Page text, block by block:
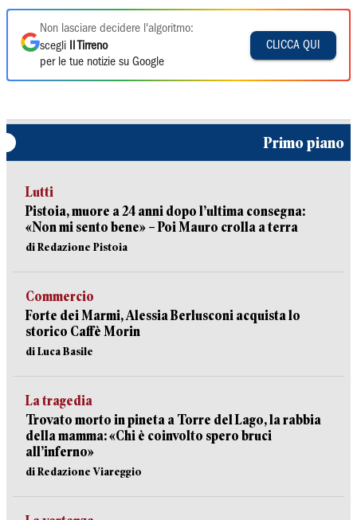
Non lasciare decidere l'algoritmo:
scegli
Il Tirreno
per le tue notizie su Google
CLICCA QUI
Primo piano
Lutti
Pistoia, muore a 24 anni dopo l’ultima consegna:
«Non mi sento bene» – Poi Mauro crolla a terra
di Redazione Pistoia
Commercio
Forte dei Marmi, Alessia Berlusconi acquista lo
storico Caffè Morin
di Luca Basile
La tragedia
Trovato morto in pineta a Torre del Lago, la rabbia
della mamma: «Chi è coinvolto spero bruci
all’inferno»
di Redazione Viareggio